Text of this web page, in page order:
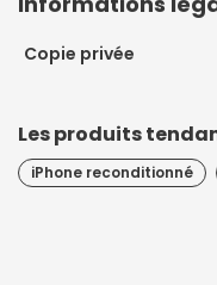
Copie privée
Les produits
iPhone reconditionné